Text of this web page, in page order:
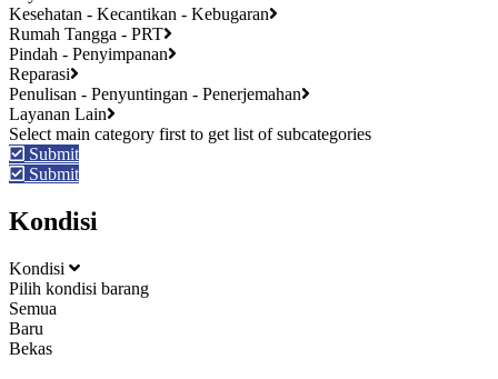
Kesehatan - Kecantikan - Kebugaran
Rumah Tangga - PRT
Pindah - Penyimpanan
Reparasi
Penulisan - Penyuntingan - Penerjemahan
Layanan Lain
Submit
Submit
Kondisi
Kondisi
Pilih kondisi barang
Semua
Baru
Bekas